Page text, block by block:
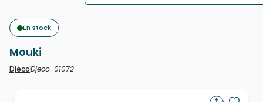
En stock
Mouki
DjecoDjeco-01072